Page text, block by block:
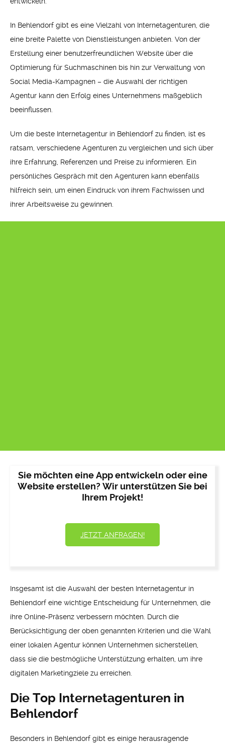
In Behlendorf gibt es eine Vielzahl von Internetagenturen, die
eine breite Palette von Dienstleistungen anbieten. Von der
Erstellung einer benutzerfreundlichen Website über die
Optimierung für Suchmaschinen bis hin zur Verwaltung von
Social Media-Kampagnen – die Auswahl der richtigen
Agentur kann den Erfolg eines Unternehmens maßgeblich
beeinflussen.
Um die beste Internetagentur in Behlendorf zu finden, ist es
ratsam, verschiedene Agenturen zu vergleichen und sich über
ihre Erfahrung, Referenzen und Preise zu informieren. Ein
persönliches Gespräch mit den Agenturen kann ebenfalls
hilfreich sein, um einen Eindruck von ihrem Fachwissen und
ihrer Arbeitsweise zu gewinnen.
Sie möchten eine App entwickeln oder eine
Website erstellen? Wir unterstützen Sie bei
Ihrem Projekt!
JETZT ANFRAGEN!
Insgesamt ist die Auswahl der besten Internetagentur in
Behlendorf eine wichtige Entscheidung für Unternehmen, die
ihre Online-Präsenz verbessern möchten. Durch die
Berücksichtigung der oben genannten Kriterien und die Wahl
einer lokalen Agentur können Unternehmen sicherstellen,
dass sie die bestmögliche Unterstützung erhalten, um ihre
digitalen Marketingziele zu erreichen.
Die Top Internetagenturen in
Behlendorf
Besonders in Behlendorf gibt es einige herausragende